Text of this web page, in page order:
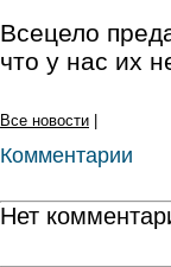
Всецело
что у нас их
Все новости
Комментарии
Нет